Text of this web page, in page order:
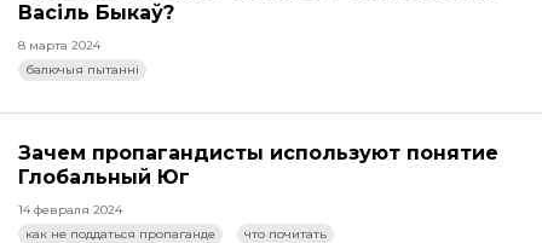
Васіль Быкаў?
8 марта 2024
балючыя пытанні
Зачем пропагандисты используют понятие
Глобальный Юг
14 февраля 2024
как не поддаться пропаганде
что почитать